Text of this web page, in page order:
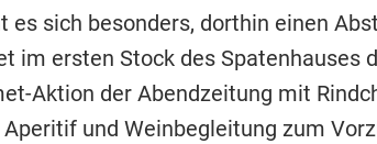
es sich besonders, dorthin einen
im ersten Stock des Spatenhauses
Aktion der Abendzeitung mit
und Weinbegleitung zum